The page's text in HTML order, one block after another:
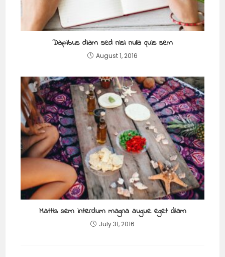
Dapibus diam sed nisi nulla quis sem
August 1, 2016
Mattis sem interdum magna augue eget diam
July 31, 2016